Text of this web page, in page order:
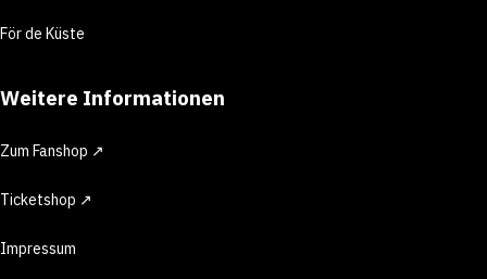
För de Küste
Weitere Informationen
Zum Fanshop ↗
Ticketshop ↗
Impressum